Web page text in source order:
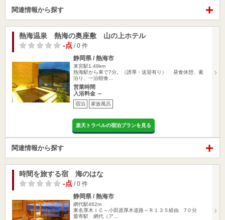
関連情報から探す
熱海温泉 熱海の奥座敷 山の上ホテル
-点 / 0 件
静岡県 / 熱海市
来宮駅1.49km
熱海駅から車で7分。（誘導・送迎有り） 昼食休憩、素
泊り、一泊朝食…
営業時間
入浴料金 ～
宿泊 家族風呂
楽天トラベルの宿泊プランを見る
関連情報から探す
時間を旅する宿 海のはな
-点 / 0 件
静岡県 / 熱海市
網代駅462m
東名厚木ＩＣ～小田原厚木道路～Ｒ１３５経由 7０分
最寄駅 網代（ア…